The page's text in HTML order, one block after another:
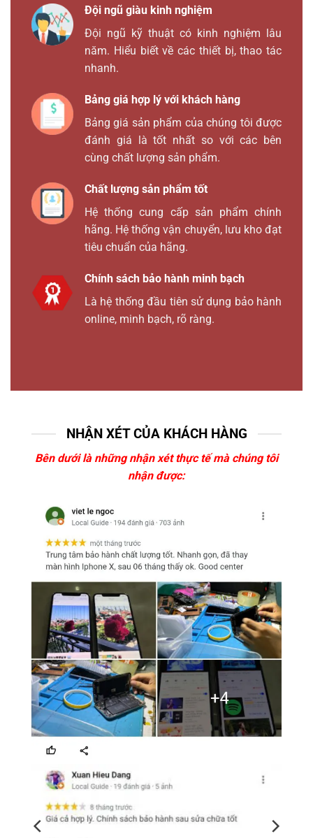
Đội ngũ giàu kinh nghiệm
Đội ngũ kỹ thuật có kinh nghiệm lâu
năm. Hiểu biết về các thiết bị, thao tác
nhanh.
Bảng giá hợp lý với khách hàng
Bảng giá sản phẩm của chúng tôi được
đánh giá là tốt nhất so với các bên
cùng chất lượng sản phẩm.
Chất lượng sản phẩm tốt
Hệ thống cung cấp sản phẩm chính
hãng. Hệ thống vận chuyển, lưu kho đạt
tiêu chuẩn của hãng.
Chính sách bảo hành minh bạch
Là hệ thống đầu tiên sử dụng bảo hành
online, minh bạch, rõ ràng.
NHẬN XÉT CỦA KHÁCH HÀNG
Bên dưới là những nhận xét thực tế mà chúng tôi
nhận được: